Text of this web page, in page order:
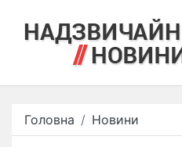
Головна Новини